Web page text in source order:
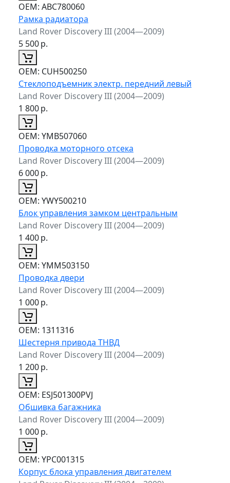
ОЕМ: ABC780060
Рамка радиатора
Land Rover Discovery III (2004—2009)
5 500р.
ОЕМ: CUH500250
Стеклоподъемник электр. передний левый
Land Rover Discovery III (2004—2009)
1 800р.
ОЕМ: YMB507060
Проводка моторного отсека
Land Rover Discovery III (2004—2009)
6 000р.
ОЕМ: YWY500210
Блок управления замком центральным
Land Rover Discovery III (2004—2009)
1 400р.
ОЕМ: YMM503150
Проводка двери
Land Rover Discovery III (2004—2009)
1 000р.
ОЕМ: 1311316
Шестерня привода ТНВД
Land Rover Discovery III (2004—2009)
1 200р.
ОЕМ: ESJ501300PVJ
Обшивка багажника
Land Rover Discovery III (2004—2009)
1 000р.
ОЕМ: YPC001315
Корпус блока управления двигателем